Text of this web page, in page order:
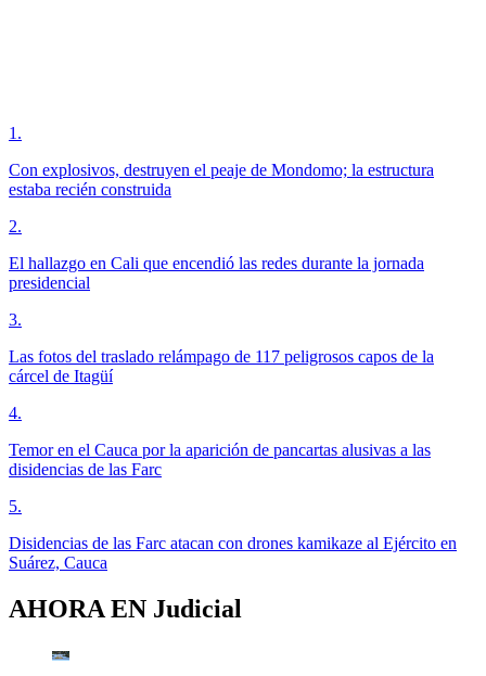
1 .
Con explosivos, destruyen el peaje de Mondomo; la estructura
estaba recién construida
2.
El hallazgo en Cali que encendió las redes durante la jornada
presidencial
3.
Las fotos del traslado relámpago de 117 peligrosos capos de la
cárcel de Itagüí
4.
Temor en el Cauca por la aparición de pancartas alusivas a las
disidencias de las Farc
5.
Disidencias de las Farc atacan con drones kamikaze al Ejército en
Suárez, Cauca
AHORA EN Judicial